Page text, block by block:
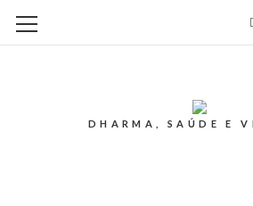
DHARMA, SAÚDE E